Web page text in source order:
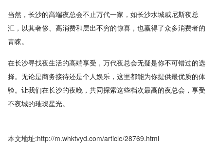
当然，长沙的高端夜总会不止万代一家，如长沙水城威尼斯夜总
汇，以其奢侈、高消费和层出不穷的惊喜，也赢得了众多消费者的
青睐。
在长沙寻找夜生活的高端享受，万代夜总会无疑是你不可错过的选
择。无论是商务接待还是个人娱乐，这里都能为你提供最优质的体
验。让我们在长沙的夜晚，共同探索这些档次最高的夜总会，享受
不夜城的璀璨星光。
本文地址:http://m.whktvyd.com/article/28769.html